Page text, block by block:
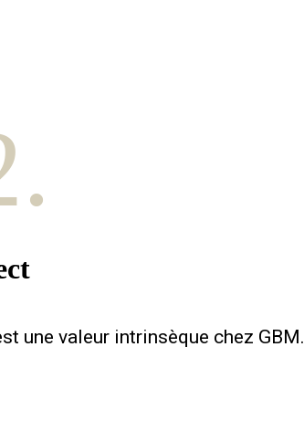
une valeur intrinsèque chez GBM.